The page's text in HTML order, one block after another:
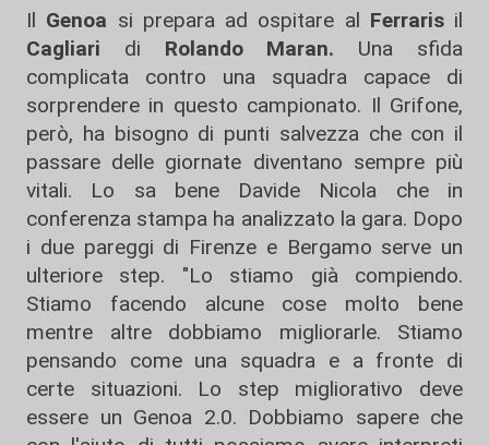
Il Genoa si prepara ad ospitare al Ferrarisil
Cagliari di Rolando Maran. Una sfida
complicata contro una squadra capace di
sorprendere in questo campionato. Il Grifone,
però, ha bisogno di punti salvezza che con il
passare delle giornate diventano sempre più
vitali. Lo sa bene Davide Nicola che in
conferenza stampa ha analizzato la gara. Dopo
i due pareggi di Firenze e Bergamo serve un
ulteriore step. "Lo stiamo già compiendo.
Stiamo facendo alcune cose molto bene
mentre altre dobbiamo migliorarle. Stiamo
pensando come una squadra e a fronte di
certe situazioni. Lo step migliorativo deve
essere un Genoa 2.0. Dobbiamo sapere che